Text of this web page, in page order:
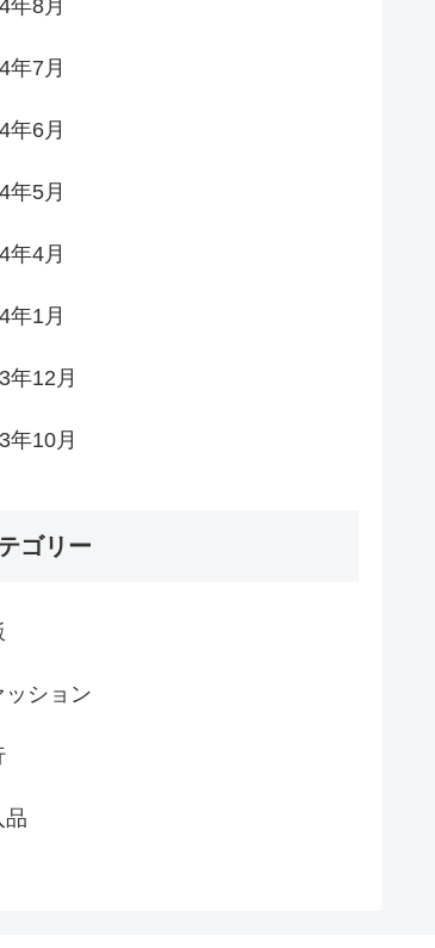
年8月
年7月
年6月
年5月
年4月
年1月
年12月
年10月
ゴリー
ッション
品